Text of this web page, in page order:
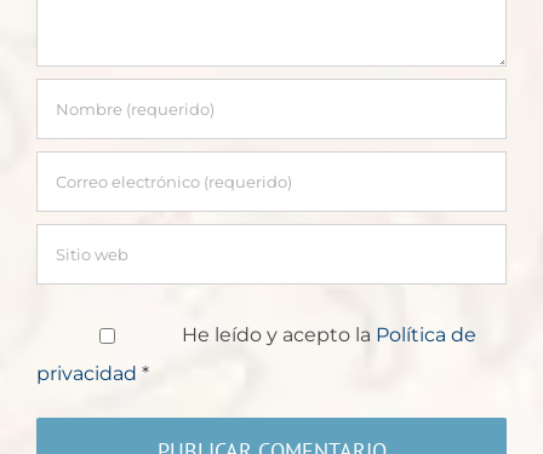
He leído y acepto la Política de
privacidad *